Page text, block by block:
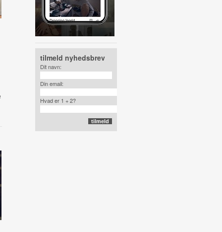
tilmeld nyhedsbrev
Dit navn:
Din email:
Hvad er 1 + 2?